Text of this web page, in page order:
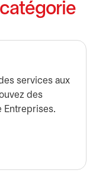
services aux
des
Entreprises.